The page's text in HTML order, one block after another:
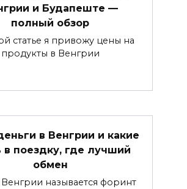
и Будапеште —
полный обзор
статье я привожу цены на
продукты в Венгрии
в Венгрии и какие
в поездку, где лучший
обмен
называется форинт